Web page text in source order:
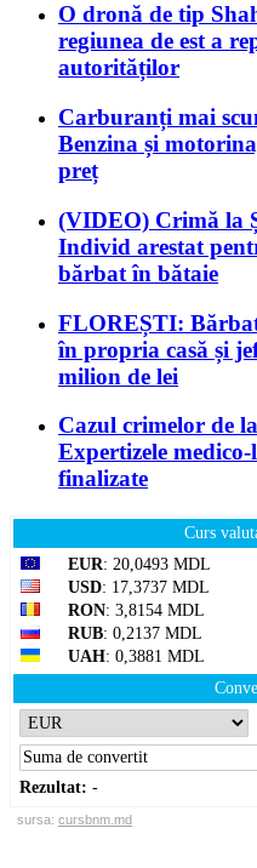
O dronă de tip
regiunea de est a
autorităților
Carburanți mai
Benzina și
preț
(VIDEO) Crimă la
Individ arestat
bărbat în bătaie
FLOREȘTI:
în propria casă și
milion de lei
Cazul crimelor de
Expertizele medico-
finalizate
Curs
EUR: 20,0493 MDL
USD: 17,3737 MDL
RON: 3,8154 MDL
RUB: 0,2137 MDL
UAH: 0,3881 MDL
Rezultat: -
sursa: cursbnm.md